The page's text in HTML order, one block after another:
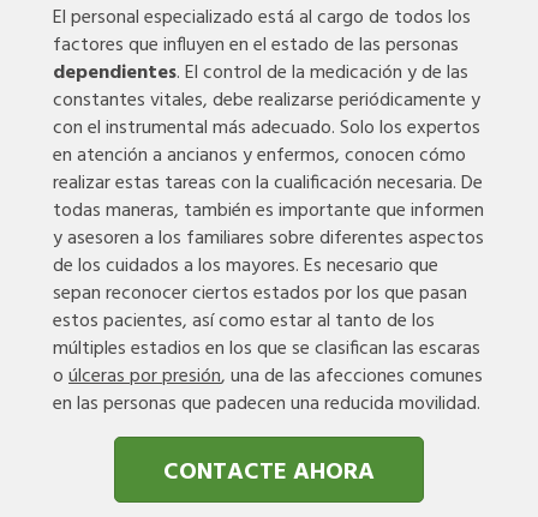
El personal especializado está al cargo de todos los
factores que influyen en el estado de las personas
dependientes. El control de la medicación y de las
constantes vitales, debe realizarse periódicamente y
con el instrumental más adecuado. Solo los expertos
en atención a ancianos y enfermos, conocen cómo
realizar estas tareas con la cualificación necesaria. De
todas maneras, también es importante que informen
y asesoren a los familiares sobre diferentes aspectos
de los cuidados a los mayores. Es necesario que
sepan reconocer ciertos estados por los que pasan
estos pacientes, así como estar al tanto de los
múltiples estadios en los que se clasifican las escaras
oúlceras por presión, una de las afecciones comunes
en las personas que padecen una reducida movilidad.
CONTACTE AHORA